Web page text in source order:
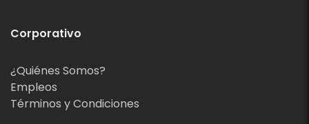
Corporativo
¿Quiénes Somos?
Empleos
Términos y Condiciones